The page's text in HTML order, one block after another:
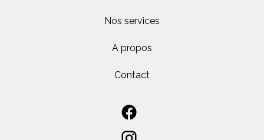
Nos services
A propos
Contact